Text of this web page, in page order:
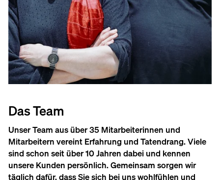
Das Team
Unser Team aus über 35 Mitarbeiterinnen und
Mitarbeitern vereint Erfahrung und Tatendrang. Viele
sind schon seit über 10 Jahren dabei und kennen
unsere Kunden persönlich. Gemeinsam sorgen wir
täglich dafür, dass Sie sich bei uns wohlfühlen und